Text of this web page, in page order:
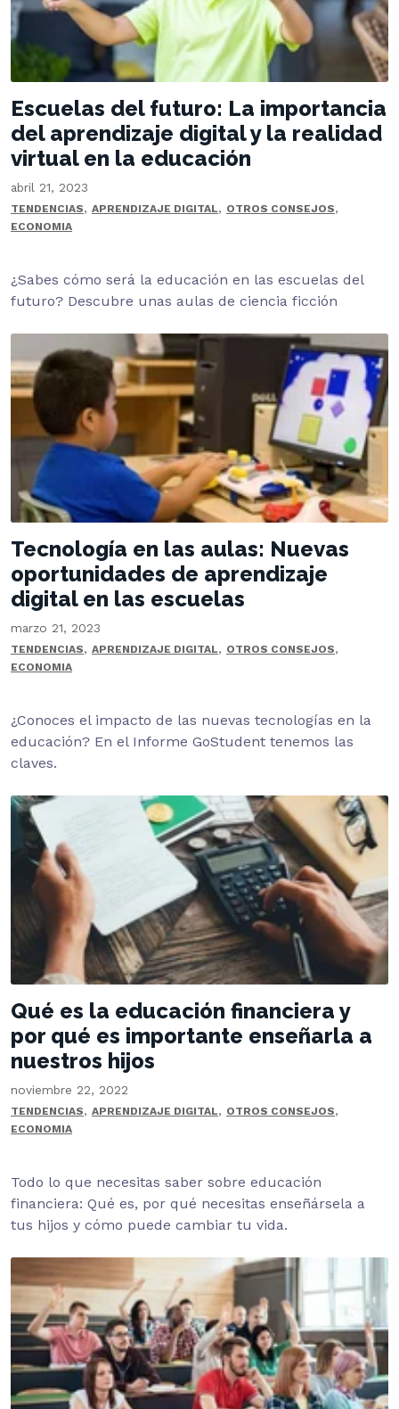
Escuelas del futuro: La importancia
del aprendizaje digital y la realidad
virtual en la educación
abril 21, 2023
TENDENCIAS, APRENDIZAJE DIGITAL, OTROS CONSEJOS,
ECONOMIA
¿Sabes cómo será la educación en las escuelas del
futuro? Descubre unas aulas de ciencia ficción
Tecnología en las aulas: Nuevas
oportunidades de aprendizaje
digital en las escuelas
marzo 21, 2023
TENDENCIAS, APRENDIZAJE DIGITAL, OTROS CONSEJOS,
ECONOMIA
¿Conoces el impacto de las nuevas tecnologías en la
educación? En el Informe GoStudent tenemos las
claves.
Qué es la educación financiera y
por qué es importante enseñarla a
nuestros hijos
noviembre 22, 2022
TENDENCIAS, APRENDIZAJE DIGITAL, OTROS CONSEJOS,
ECONOMIA
Todo lo que necesitas saber sobre educación
financiera: Qué es, por qué necesitas enseñársela a
tus hijos y cómo puede cambiar tu vida.